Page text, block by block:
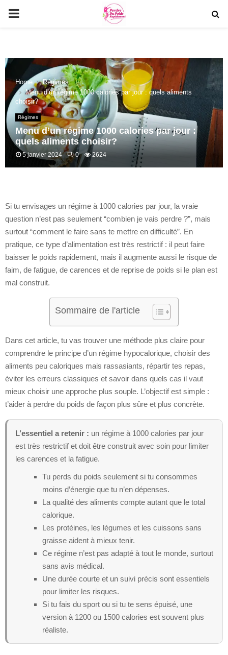
PRIMARY
Home
Régimes
Menu d’un régime 1000 calories par jour : quels aliments
choisir?
Régimes
Menu d’un régime 1000 calories par jour :
quels aliments choisir?
5 janvier 2024 0 2624
Si tu envisages un régime à 1000 calories par jour, la vraie
question n’est pas seulement “combien je vais perdre ?”, mais
surtout “comment le faire sans te mettre en difficulté”. En
pratique, ce type d’alimentation est très restrictif : il peut faire
baisser le poids rapidement, mais il augmente aussi le risque de
faim, de fatigue, de carences et de reprise de poids si le plan est
mal construit.
Sommaire de l'article
Dans cet article, tu vas trouver une méthode plus claire pour
comprendre le principe d’un régime hypocalorique, choisir des
aliments peu caloriques mais rassasiants, répartir tes repas,
éviter les erreurs classiques et savoir dans quels cas il vaut
mieux choisir une approche plus souple. L’objectif est simple :
t’aider à perdre du poids de façon plus sûre et plus concrète.
L’essentiel a retenir : un régime à 1000 calories par jour
est très restrictif et doit être construit avec soin pour limiter
les carences et la fatigue.
Tu perds du poids seulement si tu consommes
moins d’énergie que tu n’en dépenses.
La qualité des aliments compte autant que le total
calorique.
Les protéines, les légumes et les cuissons sans
graisse aident à mieux tenir.
Ce régime n’est pas adapté à tout le monde, surtout
sans avis médical.
Une durée courte et un suivi précis sont essentiels
pour limiter les risques.
Si tu fais du sport ou si tu te sens épuisé, une
version à 1200 ou 1500 calories est souvent plus
réaliste.